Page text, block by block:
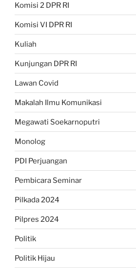
Komisi 2 DPR RI
Komisi VI DPR RI
Kuliah
Kunjungan DPR RI
Lawan Covid
Makalah Ilmu Komunikasi
Megawati Soekarnoputri
Monolog
PDI Perjuangan
Pembicara Seminar
Pilkada 2024
Pilpres 2024
Politik
Politik Hijau